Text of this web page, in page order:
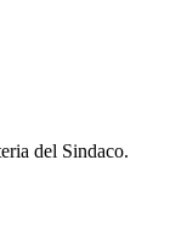
del Sindaco.